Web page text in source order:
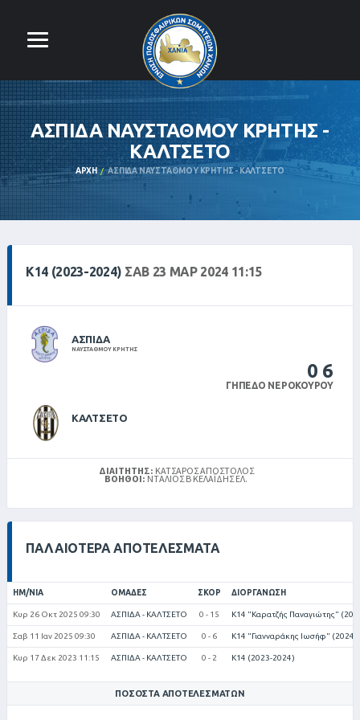
ΑΣΠΙΔΑ ΝΑΥΣΤΑΘΜΟΥ ΚΡΗΤΗΣ -
ΚΑΛΤΣΕΤΟ
ΑΡΧΉ ΑΣΠΙΔΑ ΝΑΥΣΤΑΘΜΟΥ ΚΡΗΤΗΣ - ΚΑΛΤΣΕΤΟ
Κ14 (2023-2024) ΣΑΒ 23 ΜΑΡ 2024 11:15
ΑΣΠΙΔΑ
ΝΑΥΣΤΑΘΜΟΥ ΚΡΗΤΗΣ
0 6
ΓΉΠΕΔΟ ΝΕΡΟΚΟΎΡΟΥ
ΚΑΛΤΣΕΤΟ
ΔΙΑΙΤΗΤΉΣ: ΚΑΤΣΑΡΌΣ ΑΠΌΣΤΟΛΟΣ
ΒΟΗΘΟΊ: ΝΤΑΛΙΟΣ Β ΚΕΛΑΪΔΉΣ ΕΛ.
ΠΑΛΑΙΌΤΕΡΑ ΑΠΟΤΕΛΈΣΜΑΤΑ
ΗΜ/ΝΊΑ ΟΜΆΔΕΣ ΣΚΟΡ ΔΙΟΡΓΆΝΩΣΗ
Κυρ 26 Οκτ 2025 09:30 ΑΣΠΙΔΑ - ΚΑΛΤΣΕΤΟ 0 - 15 Κ14 "Καρατζής Παναγιώτης"
Σαβ 11 Ιαν 2025 09:30 ΑΣΠΙΔΑ - ΚΑΛΤΣΕΤΟ 0 - 6 Κ14 "Γιανναράκης Ιωσήφ" (2024-
Κυρ 17 Δεκ 2023 11:15 ΑΣΠΙΔΑ - ΚΑΛΤΣΕΤΟ 0 - 2 Κ14 (2023-2024)
ΠΟΣΟΣΤΆ ΑΠΟΤΕΛΕΣΜΆΤΩΝ